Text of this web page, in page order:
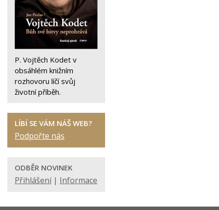
P. Vojtěch Kodet v
obsáhlém knižním
rozhovoru líčí svůj
životní příběh.
LÍBÍ SE VÁM NÁŠ WEB?
Podpořte nás
ODBĚR NOVINEK
Přihlášení| Informace